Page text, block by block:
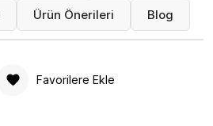
Ürün Önerileri Blog
Favorilere Ekle